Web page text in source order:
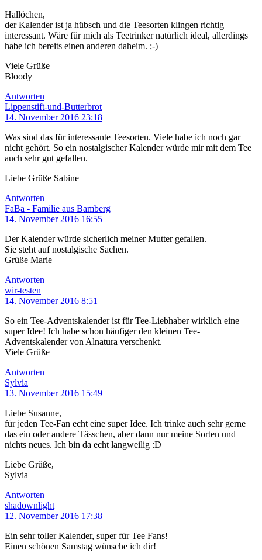
Hallöchen,
der Kalender ist ja hübsch und die Teesorten klingen richtig
interessant. Wäre für mich als Teetrinker natürlich ideal, allerdings
habe ich bereits einen anderen daheim. ;-)
Viele Grüße
Bloody
Antworten
Lippenstift-und-Butterbrot
14. November 2016 23:18
Was sind das für interessante Teesorten. Viele habe ich noch gar
nicht gehört. So ein nostalgischer Kalender würde mir mit dem Tee
auch sehr gut gefallen.
Liebe Grüße Sabine
Antworten
FaBa - Familie aus Bamberg
14. November 2016 16:55
Der Kalender würde sicherlich meiner Mutter gefallen.
Sie steht auf nostalgische Sachen.
Grüße Marie
Antworten
wir-testen
14. November 2016 8:51
So ein Tee-Adventskalender ist für Tee-Liebhaber wirklich eine
super Idee! Ich habe schon häufiger den kleinen Tee-
Adventskalender von Alnatura verschenkt.
Viele Grüße
Antworten
Sylvia
13. November 2016 15:49
Liebe Susanne,
für jeden Tee-Fan echt eine super Idee. Ich trinke auch sehr gerne
das ein oder andere Tässchen, aber dann nur meine Sorten und
nichts neues. Ich bin da echt langweilig :D
Liebe Grüße,
Sylvia
Antworten
shadownlight
12. November 2016 17:38
Ein sehr toller Kalender, super für Tee Fans!
Einen schönen Samstag wünsche ich dir!